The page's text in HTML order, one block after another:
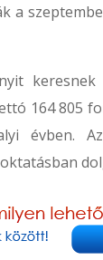
a
164 805
évben.